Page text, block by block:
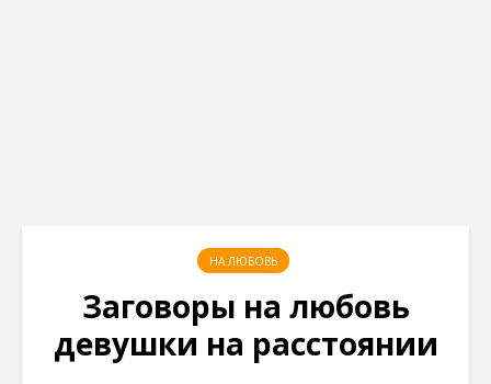
НА ЛЮБОВЬ
Заговоры на любовь
девушки на расстоянии